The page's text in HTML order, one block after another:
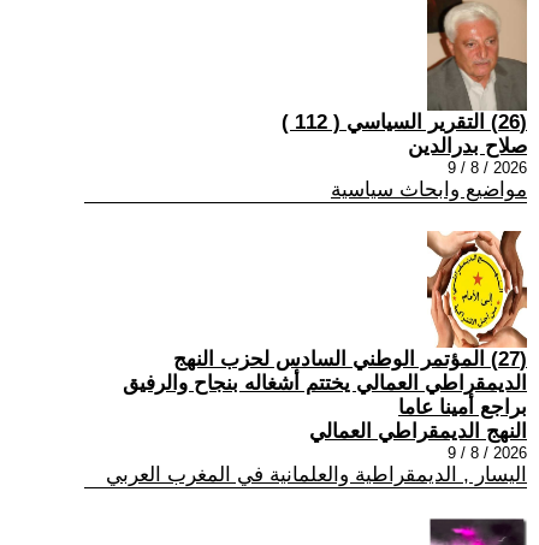
(26) التقرير السياسي ( 112 )
صلاح بدرالدين
2026 / 8 / 9
مواضيع وابحاث سياسية
(27) المؤتمر الوطني السادس لحزب النهج
الديمقراطي العمالي يختتم أشغاله بنجاح والرفيق
براجع أمينا عاما
النهج الديمقراطي العمالي
2026 / 8 / 9
اليسار , الديمقراطية والعلمانية في المغرب العربي